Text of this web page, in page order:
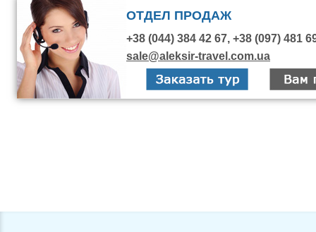
ОТДЕЛ ПРОДАЖ
+38 (044) 384 42 67, +38 (097) 481
sale@aleksir-travel.com.ua